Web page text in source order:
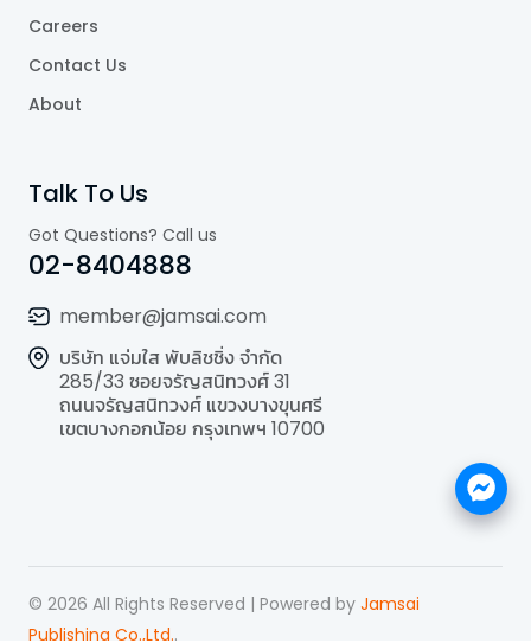
Careers
Contact Us
About
Talk To Us
Got Questions? Call us
02-8404888
member@jamsai.com
บริษัท แจ่มใส พับลิชชิ่ง จำกัด
285/33 ซอยจรัญสนิทวงศ์ 31
ถนนจรัญสนิทวงศ์ แขวงบางขุนศรี
เขตบางกอกน้อย กรุงเทพฯ 10700
© 2026 All Rights Reserved | Powered by Jamsai
Publishing Co.,Ltd..